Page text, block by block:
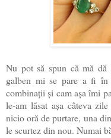
Nu pot să spun că mă dă
galben mi se pare a fi în
combinații și cam așa îmi
le-am lăsat așa câteva
nicio oră de purtare, una
le scurtez din nou. Numai